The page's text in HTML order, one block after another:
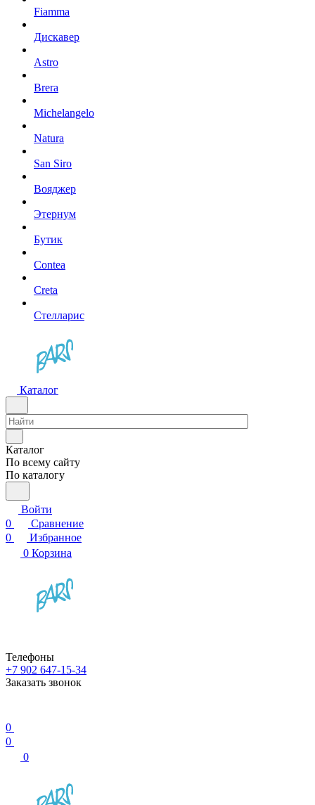
Fiamma
Дискавер
Astro
Brera
Michelangelo
Natura
San Siro
Вояджер
Этернум
Бутик
Contea
Creta
Стелларис
Каталог
Каталог
По всему сайту
По каталогу
Войти
0
Сравнение
0
Избранное
0 Корзина
Телефоны
+7 902 647-15-34
Заказать звонок
0
0
0